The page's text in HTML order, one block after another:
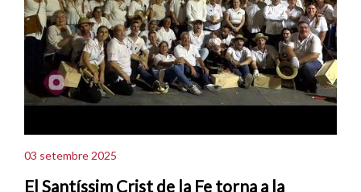
03 setembre 2025
El Santíssim Crist de la Fe torna a la